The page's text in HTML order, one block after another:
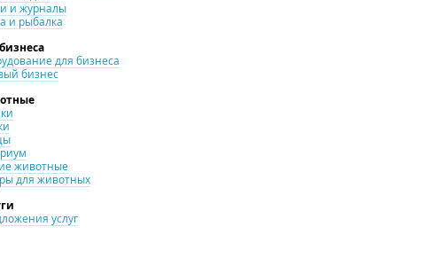
и журналы
и рыбалка
для бизнеса
бизнес
животные
для животных
услуг